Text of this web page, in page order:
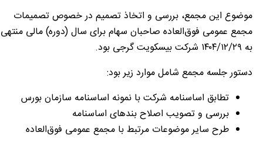
موضوع این مجمع، بررسی و اتخاذ تصمیم در خصوص تصمیمات
مجمع عمومی فوق‌العاده صاحبان سهام برای سال (دوره) مالی منتهی
به ۱۴۰۴/۱۲/۲۹ شرکت بیسکویت گرجی بود.
دستور جلسه مجمع شامل موارد زیر بود:
تطابق اساسنامه شرکت با نمونه اساسنامه سازمان بورس
بررسی و تصویب اصلاح بندهای اساسنامه
طرح سایر موضوعات مرتبط با مجمع عمومی فوق‌العاده